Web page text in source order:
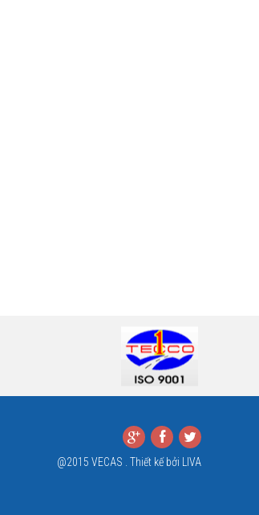
@2015 VECAS . Thiết kế bởi LIVA